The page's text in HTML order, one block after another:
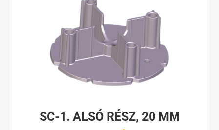
SC-1. ALSÓ RÉSZ, 20 MM